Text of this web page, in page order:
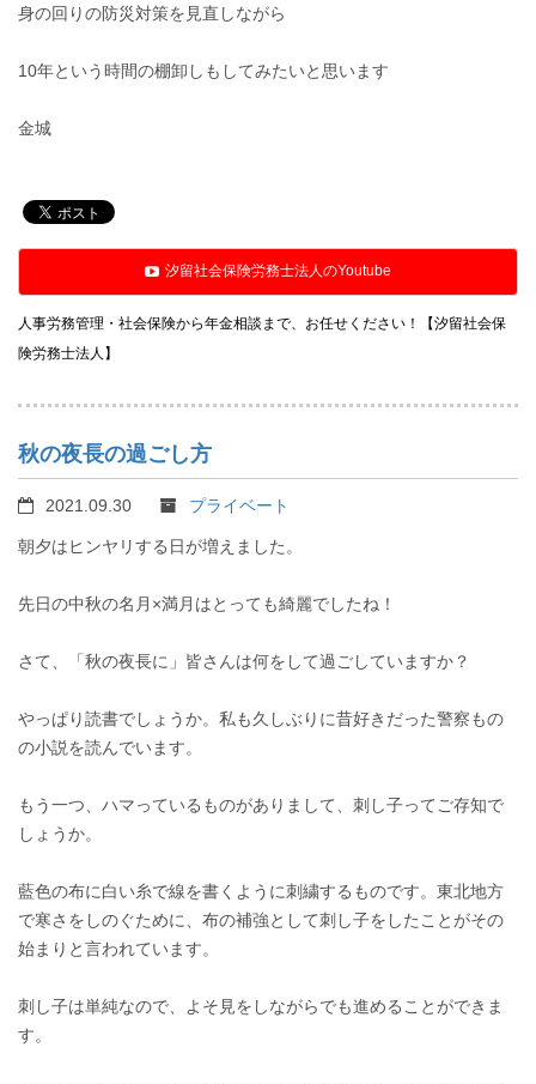
身の回りの防災対策を見直しながら
10年という時間の棚卸しもしてみたいと思います
金城
汐留社会保険労務士法人のYoutube
人事労務管理・社会保険から年金相談まで、お任せください！【汐留社会保
険労務士法人】
秋の夜長の過ごし方
2021.09.30 プライベート
朝夕はヒンヤリする日が増えました。
先日の中秋の名月×満月はとっても綺麗でしたね！
さて、「秋の夜長に」皆さんは何をして過ごしていますか？
やっぱり読書でしょうか。私も久しぶりに昔好きだった警察もの
の小説を読んでいます。
もう一つ、ハマっているものがありまして、刺し子ってご存知で
しょうか。
藍色の布に白い糸で線を書くように刺繍するものです。東北地方
で寒さをしのぐために、布の補強として刺し子をしたことがその
始まりと言われています。
刺し子は単純なので、よそ見をしながらでも進めることができま
す。